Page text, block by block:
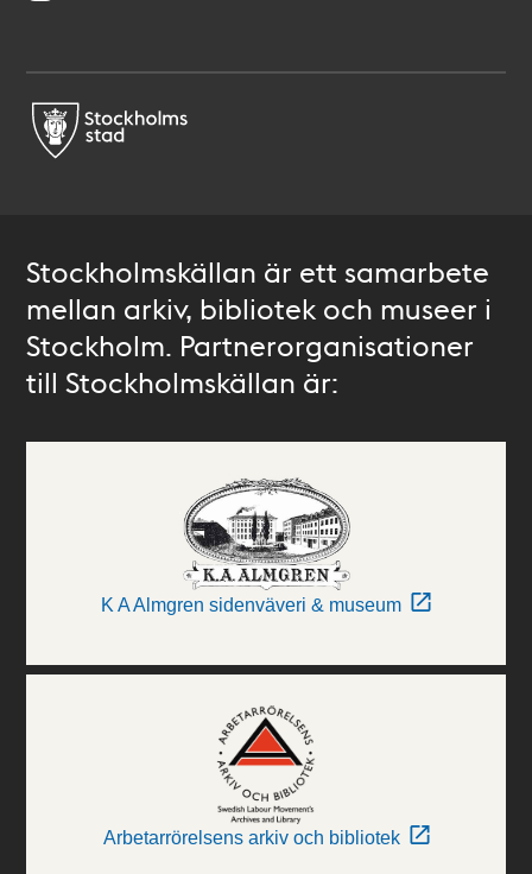
Stockholmskällan är ett samarbete
mellan arkiv, bibliotek och museer i
Stockholm. Partnerorganisationer
till Stockholmskällan är:
K A Almgren sidenväveri & museum
Arbetarrörelsens arkiv och bibliotek